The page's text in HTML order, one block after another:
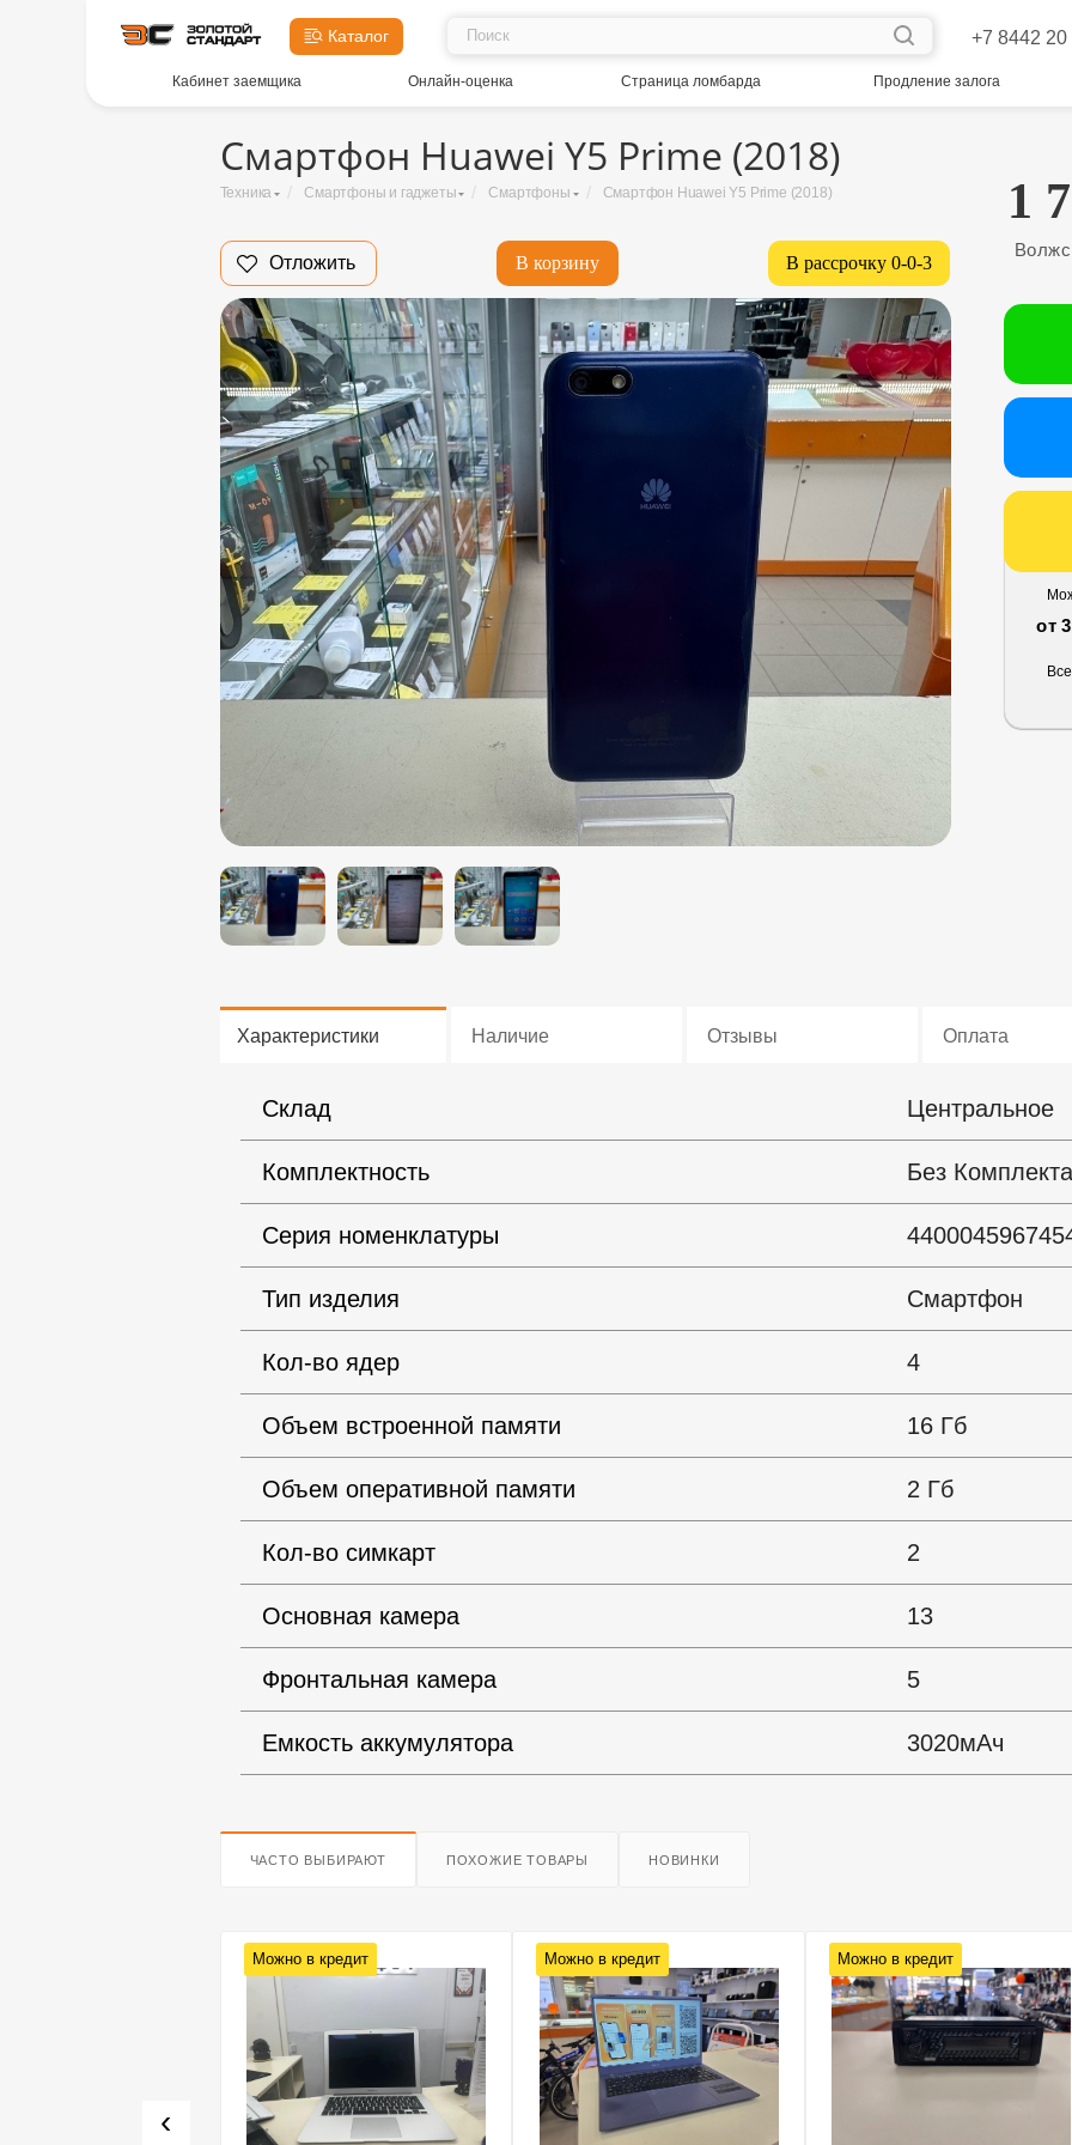
Каталог +7 8442 20
Кабинет заемщика Онлайн-оценка Страница ломбарда Продление залога
Смартфон Huawei Y5 Prime (2018)
Техника / Смартфоны и гаджеты / Смартфоны / Смартфон Huawei Y5 Prime (2018)
Отложить В корзину В рассрочку 0-0-3
Характеристики Наличие Отзывы Оплата
Склад Центральное
Комплектность Без Комплекта
Серия номенклатуры
Тип изделия Смартфон
Кол-во ядер 4
Объем встроенной памяти 16 Гб
Объем оперативной памяти 2 Гб
Кол-во симкарт 2
Основная камера 13
Фронтальная камера 5
Емкость аккумулятора 3020мАч
1
от
ЧАСТО ВЫБИРАЮТ ПОХОЖИЕ ТОВАРЫ НОВИНКИ
Можно в кредит Можно в кредит Можно в кредит
‹